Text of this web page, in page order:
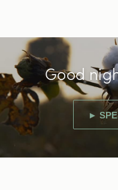
Good
►